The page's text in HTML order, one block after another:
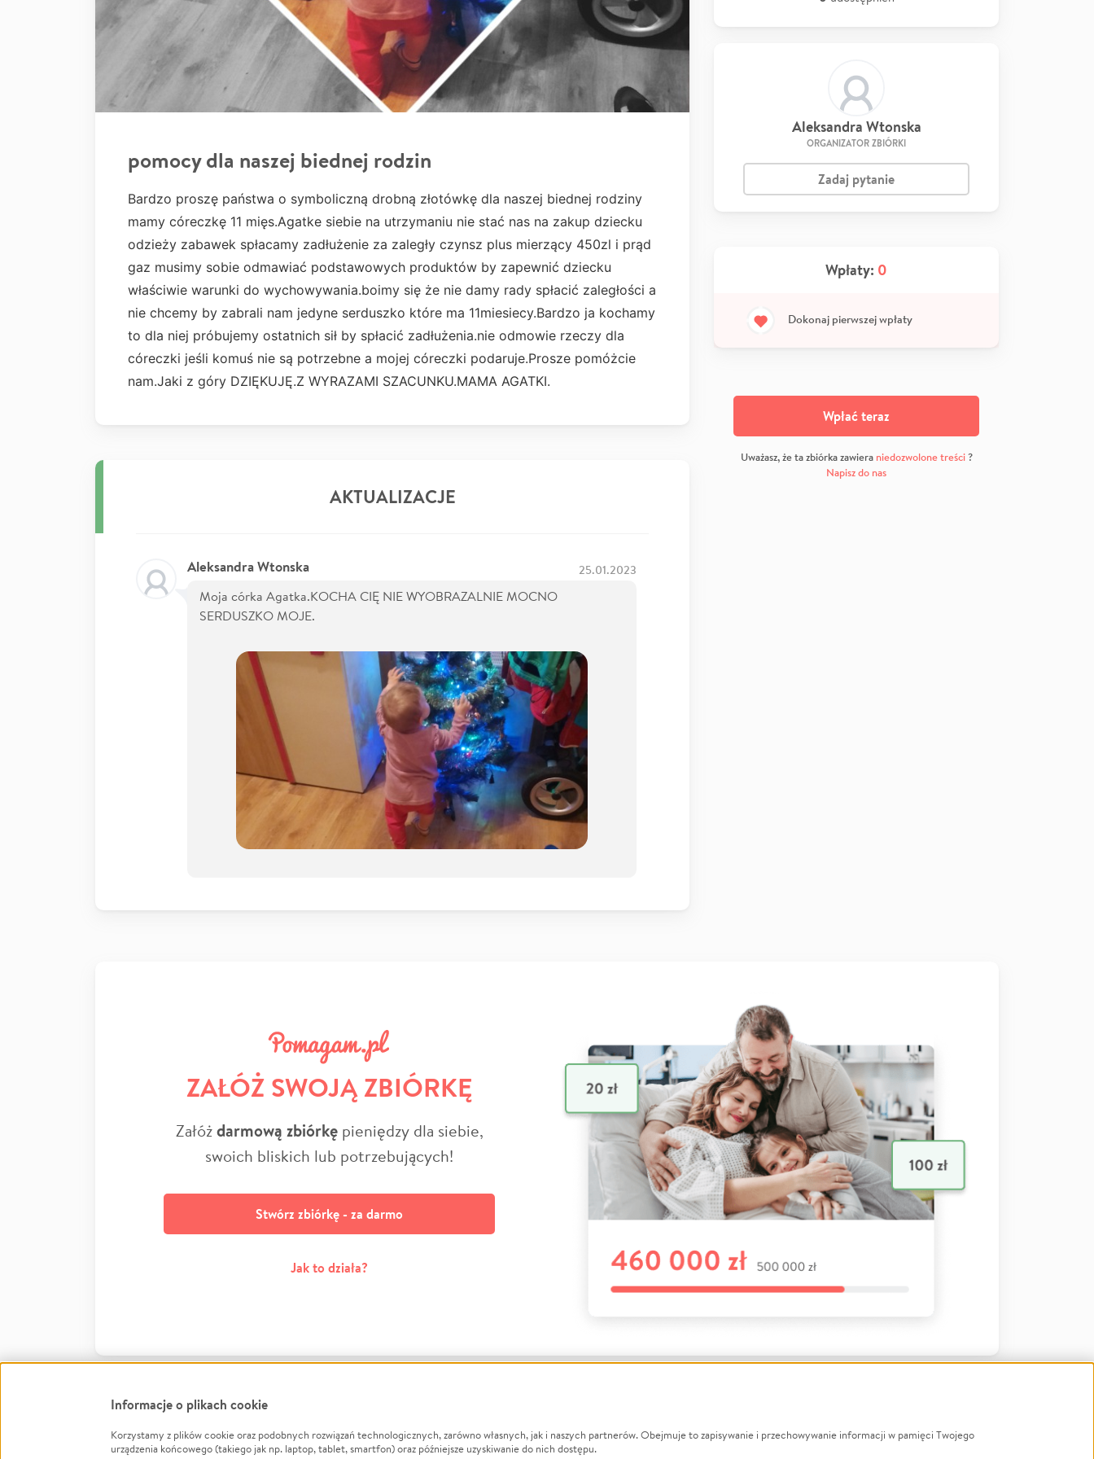
pomocy dla naszej biednej rodzin
Bardzo proszę państwa o symboliczną drobną złotówkę dla naszej biednej rodziny
mamy córeczkę 11 mięs.Agatke siebie na utrzymaniu nie stać nas na zakup dziecku
odzieży zabawek spłacamy zadłużenie za zaległy czynsz plus mierzący 450zl i prąd
gaz musimy sobie odmawiać podstawowych produktów by zapewnić dziecku
właściwie warunki do wychowywania.boimy się że nie damy rady spłacić zaległości a
nie chcemy by zabrali nam jedyne serduszko które ma 11miesiecy.Bardzo ja kochamy
to dla niej próbujemy ostatnich sił by spłacić zadłużenia.nie odmowie rzeczy dla
córeczki jeśli komuś nie są potrzebne a mojej córeczki podaruje.Prosze pomóżcie
nam.Jaki z góry DZIĘKUJĘ.Z WYRAZAMI SZACUNKU.MAMA AGATKI.
AKTUALIZACJE
Aleksandra Wtonska 25.01.2023
Moja córka Agatka.KOCHA CIĘ NIE WYOBRAZALNIE MOCNO
SERDUSZKO MOJE.
Aleksandra Wtonska
ORGANIZATOR ZBIÓRKI
Zadaj pytanie
Wpłaty: 0
Dokonaj pierwszej wpłaty
Wpłać teraz
Uważasz, że ta zbiórka zawiera niedozwolone treści?
Napisz do nas
ZAŁÓŻ SWOJĄ ZBIÓRKĘ
Załóżdarmową zbiórkępieniędzy dla siebie,
swoich bliskich lub potrzebujących!
Stwórz zbiórkę - za darmo
Jak to działa?
Informacje O nas Zbieraj na
Informacje o plikach cookie
Korzystamy z plików cookie oraz podobnych rozwiązań technologicznych, zarówno własnych, jak i naszych partnerów. Obejmuje to zapisywanie i przechowywanie informacji w pamięci Twojego
urządzenia końcowego (takiego jak np. laptop, tablet, smartfon) oraz późniejsze uzyskiwanie do nich dostępu.